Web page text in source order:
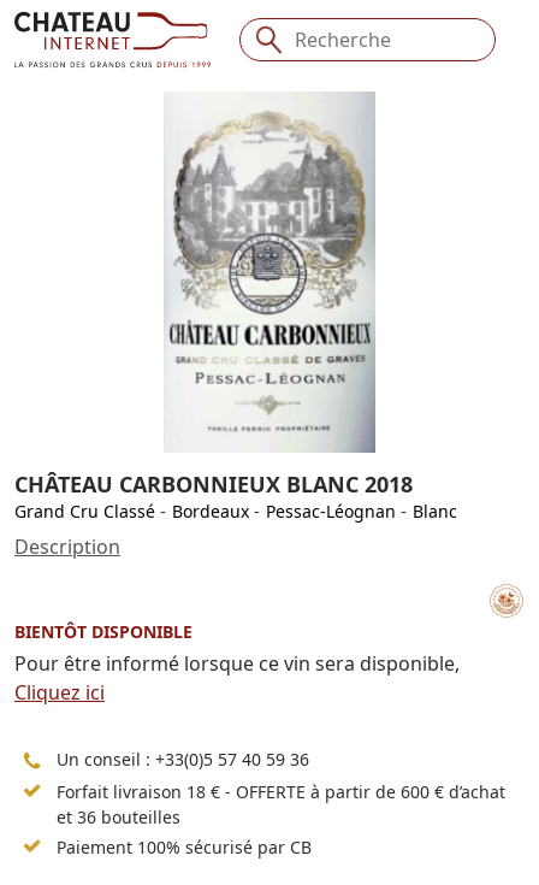
CHÂTEAU CARBONNIEUX BLANC 2018
Grand Cru Classé - Bordeaux - Pessac-Léognan - Blanc
Description
BIENTÔT DISPONIBLE
Pour être informé lorsque ce vin sera disponible,
Cliquez ici
Un conseil : +33(0)5 57 40 59 36
Forfait livraison 18 € - OFFERTE à partir de 600 € d’achat
et 36 bouteilles
Paiement 100% sécurisé par CB